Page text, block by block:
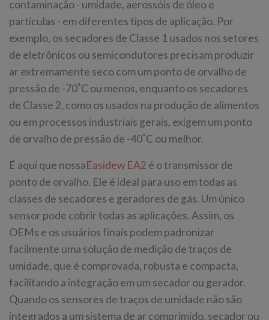
contaminação - umidade, aerossóis de óleo e
partículas - em diferentes tipos de aplicação. Por
exemplo, os secadores de Classe 1 usados nos setores
de eletrônicos ou semicondutores precisam produzir
ar extremamente seco com um ponto de orvalho de
pressão de -70°C ou menos, enquanto os secadores
de Classe 2, como os usados na produção de alimentos
ou em processos industriais gerais, exigem um ponto
de orvalho de pressão de -40°C ou melhor.
É aqui que nossaEasidew EA2 é o transmissor de
ponto de orvalho. Ele é ideal para uso em todas as
classes de secadores e geradores de gás. Um único
sensor pode cobrir todas as aplicações. Assim, os
OEMs e os usuários finais podem padronizar
facilmente uma solução de medição de traços de
umidade, que é comprovada, robusta e compacta,
facilitando a integração em um secador ou gerador.
Quando os sensores de traços de umidade não são
integrados a um sistema de ar comprimido, secador ou